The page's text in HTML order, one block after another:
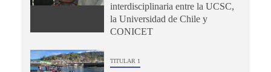
interdisciplinaria entre la UCSC,
la Universidad de Chile y
CONICET
TITULAR 1